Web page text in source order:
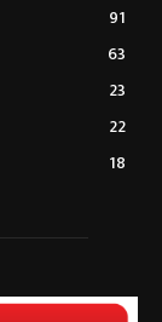
91
63
23
22
18